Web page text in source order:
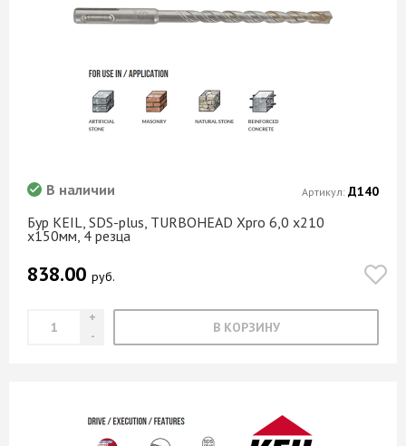
Бур KEIL, SDS-plus, TURBOHEAD Xpro 6,0 х210
х150мм, 4 резца
В наличии
838.00 руб.
В КОРЗИНУ
Артикул: Д140